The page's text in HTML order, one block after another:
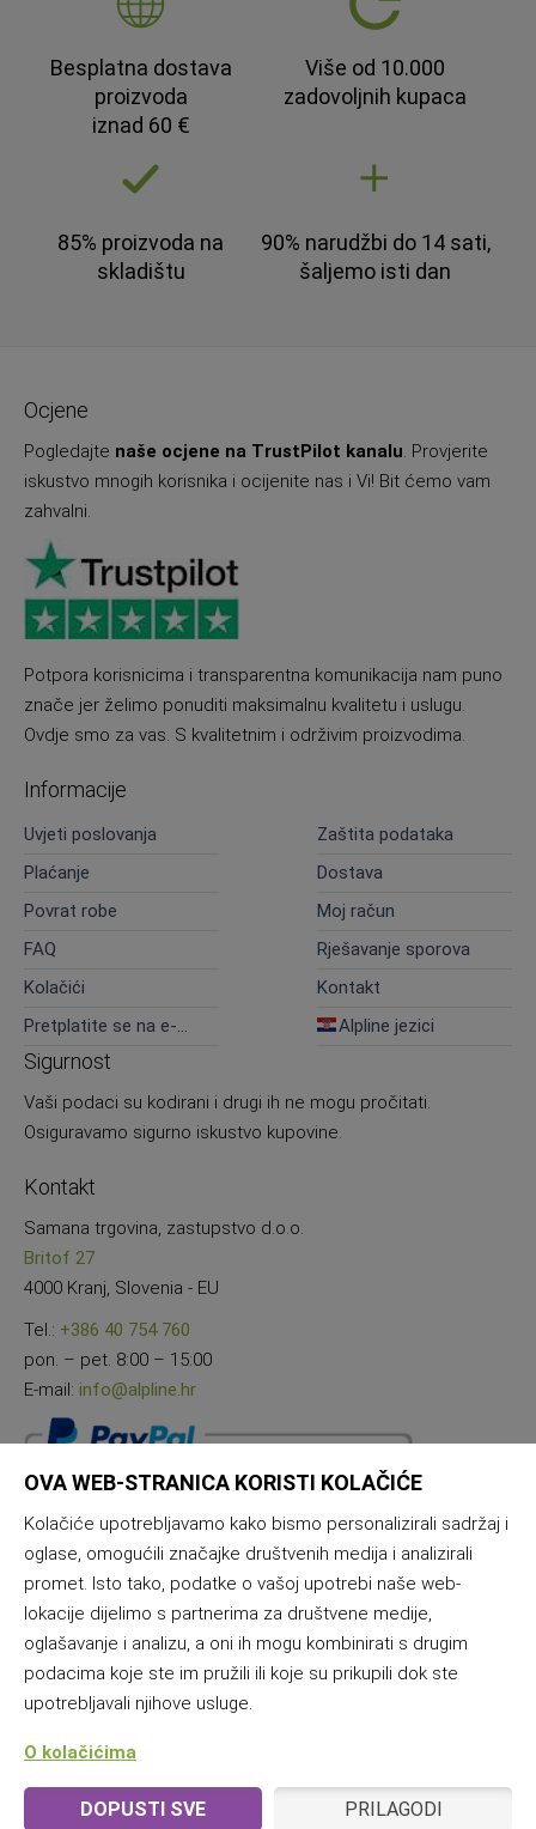
Besplatna dostava
proizvoda
iznad 60 €
Više od 10.000
zadovoljnih kupaca
85% proizvoda na
skladištu
90% narudžbi do 14 sati,
šaljemo isti dan
Ocjene
Pogledajte naše ocjene na TrustPilot kanalu. Provjerite
iskustvo mnogih korisnika i ocijenite nas i Vi! Bit ćemo vam
zahvalni.
Potpora korisnicima i transparentna komunikacija nam puno
znače jer želimo ponuditi maksimalnu kvalitetu i uslugu.
Ovdje smo za vas. S kvalitetnim i održivim proizvodima.
Informacije
Uvjeti poslovanja
Zaštita podataka
Plaćanje
Dostava
Povrat robe
Moj račun
FAQ
Rješavanje sporova
Kolačići
Kontakt
Pretplatite se na e-
Alpline jezici
Sigurnost
Vaši podaci su kodirani i drugi ih ne mogu pročitati.
Osiguravamo sigurno iskustvo kupovine.
Kontakt
Samana trgovina, zastupstvo d.o.o.
Britof 27
4000 Kranj, Slovenia - EU
Tel.: +386 40 754 760
pon. – pet. 8:00 – 15:00
E-mail: info@alpline.hr
OVA WEB-STRANICA KORISTI KOLAČIĆE
Kolačiće upotrebljavamo kako bismo personalizirali sadržaj i
oglase, omogućili značajke društvenih medija i analizirali
promet. Isto tako, podatke o vašoj upotrebi naše web-
lokacije dijelimo s partnerima za društvene medije,
oglašavanje i analizu, a oni ih mogu kombinirati s drugim
podacima koje ste im pružili ili koje su prikupili dok ste
upotrebljavali njihove usluge.
O kolačićima
DOPUSTI SVE PRILAGODI